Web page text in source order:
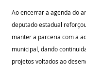
Ao encerrar a agenda do
deputado estadual
manter a parceria com a
municipal, dando
projetos voltados ao